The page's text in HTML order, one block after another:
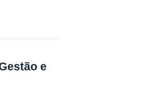
e